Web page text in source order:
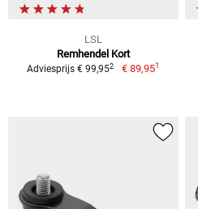
LSL
Remhendel Kort
Adviesprijs € 99,952 € 89,951